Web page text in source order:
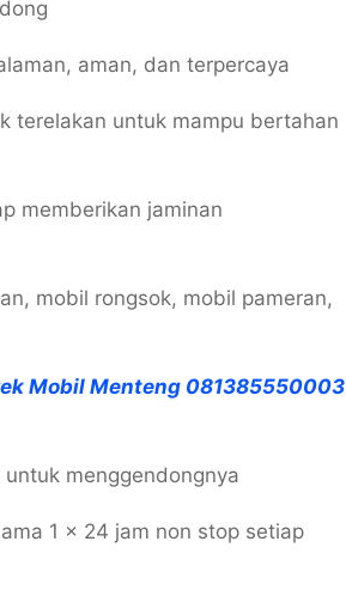
aman, dan terpercaya
terelakan untuk mampu bertahan
memberikan jaminan
mobil rongsok, mobil pameran,
Mobil Menteng 081385550003
menggendongnya
1 x 24 jam non stop setiap